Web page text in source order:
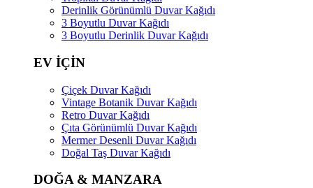
Derinlik Görünümlü Duvar Kağıdı
3 Boyutlu Duvar Kağıdı
3 Boyutlu Derinlik Duvar Kağıdı
EV İÇİN
Çiçek Duvar Kağıdı
Vintage Botanik Duvar Kağıdı
Retro Duvar Kağıdı
Çıta Görünümlü Duvar Kağıdı
Mermer Desenli Duvar Kağıdı
Doğal Taş Duvar Kağıdı
DOĞA & MANZARA